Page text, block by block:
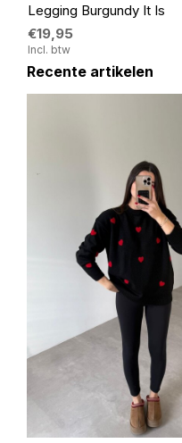
Legging Burgundy It Is
€19,95
Incl. btw
Recente artikelen